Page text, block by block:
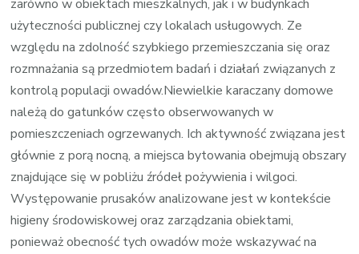
zarówno w obiektach mieszkalnych, jak i w budynkach
użyteczności publicznej czy lokalach usługowych. Ze
względu na zdolność szybkiego przemieszczania się oraz
rozmnażania są przedmiotem badań i działań związanych z
kontrolą populacji owadów.Niewielkie karaczany domowe
należą do gatunków często obserwowanych w
pomieszczeniach ogrzewanych. Ich aktywność związana jest
głównie z porą nocną, a miejsca bytowania obejmują obszary
znajdujące się w pobliżu źródeł pożywienia i wilgoci.
Występowanie prusaków analizowane jest w kontekście
higieny środowiskowej oraz zarządzania obiektami,
ponieważ obecność tych owadów może wskazywać na